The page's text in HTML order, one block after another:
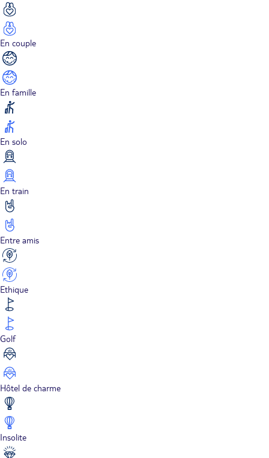
En couple
En famille
En solo
En train
Entre amis
Ethique
Golf
Hôtel de charme
Insolite